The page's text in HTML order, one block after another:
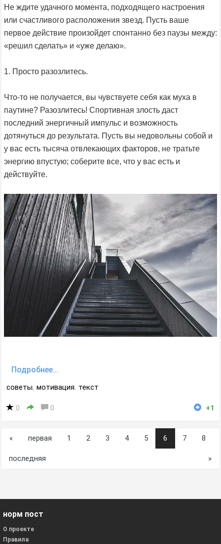
Не ждите удачного момента, подходящего настроения
или счастливого расположения звезд. Пусть ваше
первое действие произойдет спонтанно без паузы между:
«решил сделать» и «уже делаю».
1. Просто разозлитесь.
Что-то не получается, вы чувствуете себя как муха в
паутине? Разозлитесь! Спортивная злость даст
последний энергичный импульс и возможность
дотянуться до результата. Пусть вы недовольны собой и
у вас есть тысяча отвлекающих факторов, не тратьте
энергию впустую; соберите все, что у вас есть и
действуйте.
Подробнее...
советы, мотивация, текст
0 0 +1
« первая 1 2 3 4 5 6 7 8
последняя »
норм пост
О проекте
Правила